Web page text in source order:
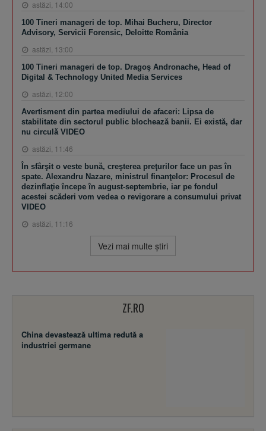
astăzi, 14:00
100 Tineri manageri de top. Mihai Bucheru, Director
Advisory, Servicii Forensic, Deloitte România
astăzi, 13:00
100 Tineri manageri de top. Dragoş Andronache, Head of
Digital & Technology United Media Services
astăzi, 12:00
Avertisment din partea mediului de afaceri: Lipsa de
stabilitate din sectorul public blochează banii. Ei există, dar
nu circulă VIDEO
astăzi, 11:46
În sfârşit o veste bună, creşterea preţurilor face un pas în
spate. Alexandru Nazare, ministrul finanţelor: Procesul de
dezinflaţie începe în august-septembrie, iar pe fondul
acestei scăderi vom vedea o revigorare a consumului privat
VIDEO
astăzi, 11:16
Vezi mai multe ştiri
ZF.RO
China devastează ultima redută a
industriei germane